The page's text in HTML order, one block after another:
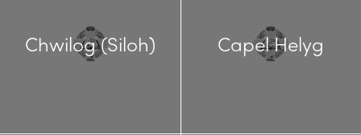
Chwilog (Siloh) Capel Helyg